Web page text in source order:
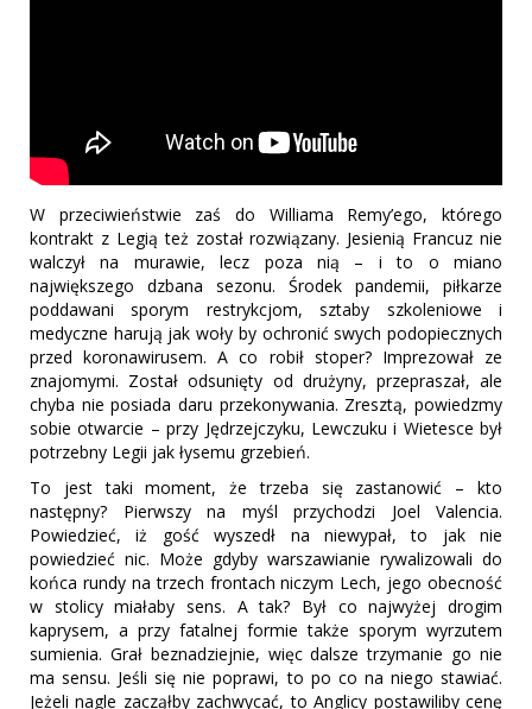
W przeciwieństwie zaś do Williama Remy’ego, którego
kontrakt z Legią też został rozwiązany. Jesienią Francuz nie
walczył na murawie, lecz poza nią – i to o miano
największego dzbana sezonu. Środek pandemii, piłkarze
poddawani sporym restrykcjom, sztaby szkoleniowe i
medyczne harują jak woły by ochronić swych podopiecznych
przed koronawirusem. A co robił stoper? Imprezował ze
znajomymi. Został odsunięty od drużyny, przepraszał, ale
chyba nie posiada daru przekonywania. Zresztą, powiedzmy
sobie otwarcie – przy Jędrzejczyku, Lewczuku i Wietesce był
potrzebny Legii jak łysemu grzebień.
To jest taki moment, że trzeba się zastanowić – kto
następny? Pierwszy na myśl przychodzi Joel Valencia.
Powiedzieć, iż gość wyszedł na niewypał, to jak nie
powiedzieć nic. Może gdyby warszawianie rywalizowali do
końca rundy na trzech frontach niczym Lech, jego obecność
w stolicy miałaby sens. A tak? Był co najwyżej drogim
kaprysem, a przy fatalnej formie także sporym wyrzutem
sumienia. Grał beznadziejnie, więc dalsze trzymanie go nie
ma sensu. Jeśli się nie poprawi, to po co na niego stawiać.
Jeżeli nagle zacząłby zachwycać, to Anglicy postawiliby cenę